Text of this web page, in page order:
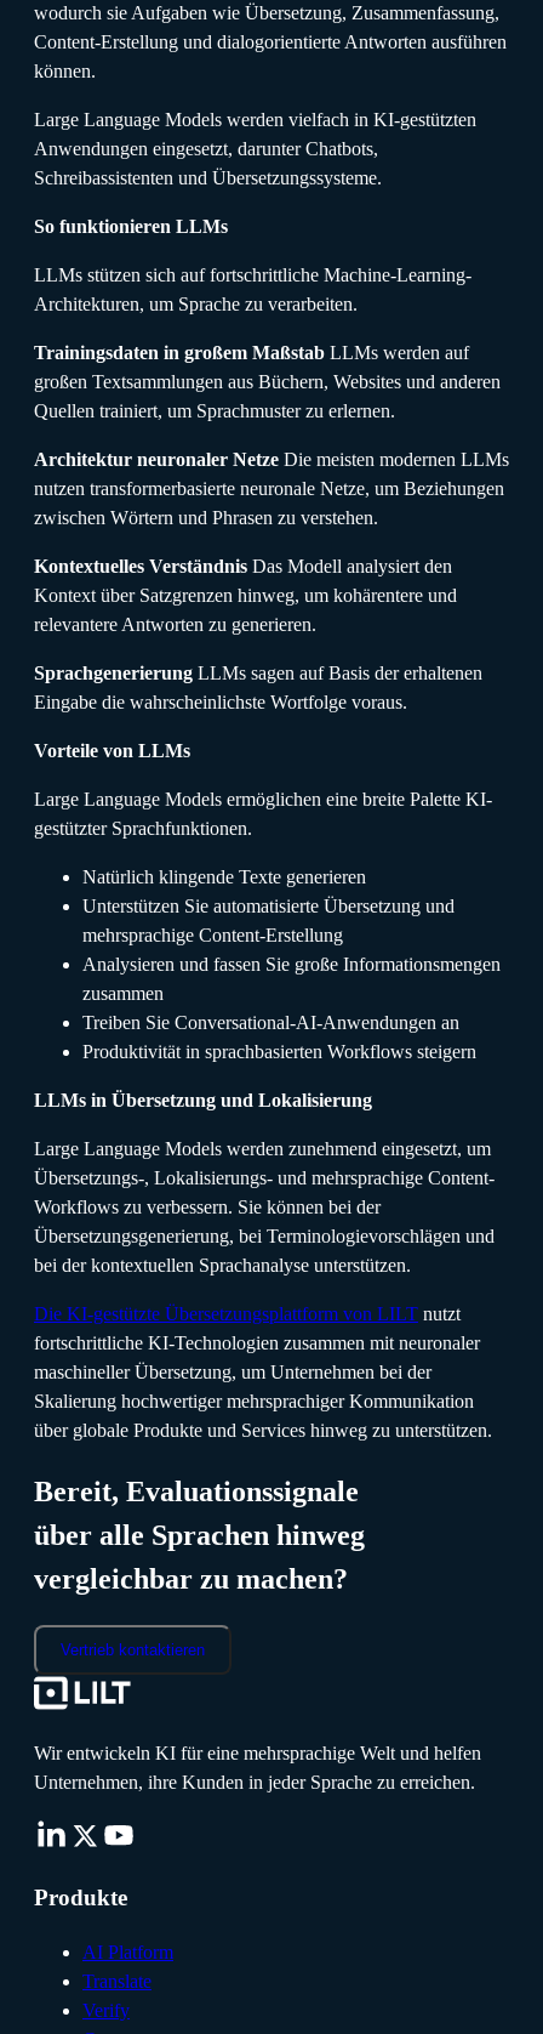
wodurch sie Aufgaben wie Übersetzung, Zusammenfassung,
Content-Erstellung und dialogorientierte Antworten ausführen
können.
Large Language Models werden vielfach in KI-gestützten
Anwendungen eingesetzt, darunter Chatbots,
Schreibassistenten und Übersetzungssysteme.
So funktionieren LLMs
LLMs stützen sich auf fortschrittliche Machine-Learning-
Architekturen, um Sprache zu verarbeiten.
Trainingsdaten in großem Maßstab LLMs werden auf
großen Textsammlungen aus Büchern, Websites und anderen
Quellen trainiert, um Sprachmuster zu erlernen.
Architektur neuronaler Netze Die meisten modernen LLMs
nutzen transformerbasierte neuronale Netze, um Beziehungen
zwischen Wörtern und Phrasen zu verstehen.
Kontextuelles Verständnis Das Modell analysiert den
Kontext über Satzgrenzen hinweg, um kohärentere und
relevantere Antworten zu generieren.
Sprachgenerierung LLMs sagen auf Basis der erhaltenen
Eingabe die wahrscheinlichste Wortfolge voraus.
Vorteile von LLMs
Large Language Models ermöglichen eine breite Palette KI-
gestützter Sprachfunktionen.
Natürlich klingende Texte generieren
Unterstützen Sie automatisierte Übersetzung und
mehrsprachige Content-Erstellung
Analysieren und fassen Sie große Informationsmengen
zusammen
Treiben Sie Conversational-AI-Anwendungen an
Produktivität in sprachbasierten Workflows steigern
LLMs in Übersetzung und Lokalisierung
Large Language Models werden zunehmend eingesetzt, um
Übersetzungs-, Lokalisierungs- und mehrsprachige Content-
Workflows zu verbessern. Sie können bei der
Übersetzungsgenerierung, bei Terminologievorschlägen und
bei der kontextuellen Sprachanalyse unterstützen.
Die KI-gestützte Übersetzungsplattform von LILT nutzt
fortschrittliche KI-Technologien zusammen mit neuronaler
maschineller Übersetzung, um Unternehmen bei der
Skalierung hochwertiger mehrsprachiger Kommunikation
über globale Produkte und Services hinweg zu unterstützen.
Bereit, Evaluationssignale
über alle Sprachen hinweg
vergleichbar zu machen?
Vertrieb kontaktieren
Wir entwickeln KI für eine mehrsprachige Welt und helfen
Unternehmen, ihre Kunden in jeder Sprache zu erreichen.
Produkte
AI Platform
Translate
Verify